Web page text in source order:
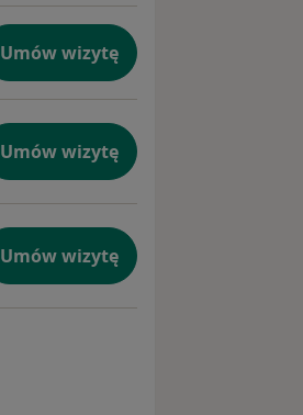
Umów wizytę
Umów wizytę
Umów wizytę